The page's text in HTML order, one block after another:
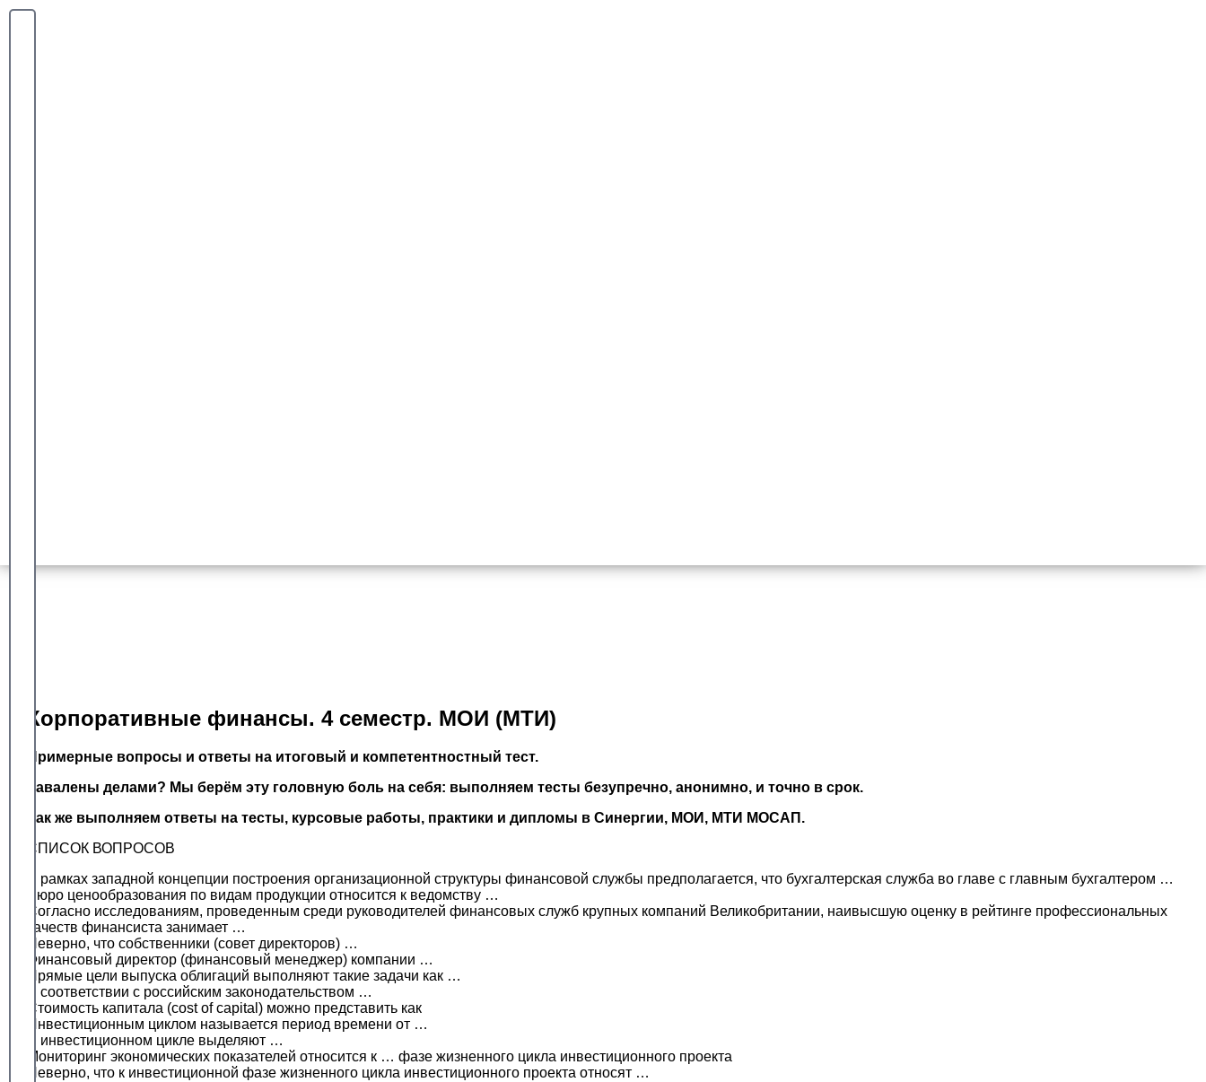
Решение тестов
Университета СИНЕРГИЯ, МТИ, МОИ и МОСАП
Узнай стоимость - это бесплатно! ЖМИ
Гарантия сдачи
Корпоративные финансы. 4 семестр. МОИ (МТИ)
Примерные вопросы и ответы на итоговый и компетентностный тест.
Завалены делами? Мы берём эту головную боль на себя: выполняем тесты безупречно, анонимно, и точно в срок.
Так же выполняем ответы на тесты, курсовые работы, практики и дипломы в Синергии, МОИ, МТИ МОСАП.
СПИСОК ВОПРОСОВ
В рамках западной концепции построения организационной структуры финансовой службы предполагается, что бухгалтерская служба во главе с главным бухгалтером …
Бюро ценообразования по видам продукции относится к ведомству …
Согласно исследованиям, проведенным среди руководителей финансовых служб крупных компаний Великобритании, наивысшую оценку в рейтинге профессиональных
качеств финансиста занимает …
Неверно, что собственники (совет директоров) …
Финансовый директор (финансовый менеджер) компании …
Прямые цели выпуска облигаций выполняют такие задачи как …
В соответствии с российским законодательством …
Стоимость капитала (cost of capital) можно представить как
Инвестиционным циклом называется период времени от …
В инвестиционном цикле выделяют …
Мониторинг экономических показателей относится к … фазе жизненного цикла инвестиционного проекта
Неверно, что к инвестиционной фазе жизненного цикла инвестиционного проекта относят …